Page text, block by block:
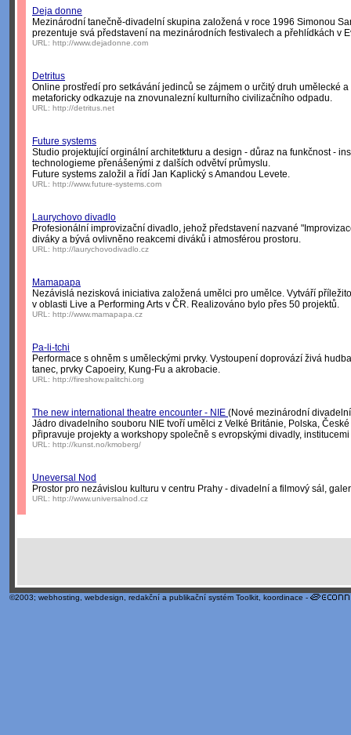
Deja donne
Mezinárodní tanečně-divadelní skupina založená v roce 1996 Simonou
prezentuje svá představení na mezinárodních festivalech a přehlídkách v
URL: http://www.dejadonne.com
Detritus
Online prostředí pro setkávání jedinců se zájmem o určitý druh umělecké
metaforicky odkazuje na znovunalezní kulturního civilizačního odpadu.
URL: http://detritus.net
Future systems
Studio projektující orginální architetkturu a design - důraz na funkčnost -
technologieme přenášenými z dalších odvětví průmyslu.
Future systems založil a řídí Jan Kaplický s Amandou Levete.
URL: http://www.future-systems.com
Laurychovo divadlo
Profesionální improvizační divadlo, jehož představení nazvané
diváky a bývá ovlivněno reakcemi diváků i atmosférou prostoru.
URL: http://laurychovodivadlo.cz
Mamapapa
Nezávislá nezisková iniciativa založená umělci pro umělce. Vytváří
v oblasti Live a Performing Arts v ČR. Realizováno bylo přes 50 projektů.
URL: http://www.mamapapa.cz
Pa-li-tchi
Performace s ohněm s uměleckými prvky. Vystoupení doprovází živá
tanec, prvky Capoeiry, Kung-Fu a akrobacie.
URL: http://fireshow.palitchi.org
The new international theatre encounter - NIE (Nové mezinárodní
Jádro divadelního souboru NIE tvoří umělci z Velké Británie, Polska,
připravuje projekty a workshopy společně s evropskými divadly,
URL: http://kunst.no/kmoberg/
Uneversal Nod
Prostor pro nezávislou kulturu v centru Prahy - divadelní a filmový sál,
URL: http://www.universalnod.cz
©2003; webhosting webdesign redakční a publikační systém Toolkit , koordinace -